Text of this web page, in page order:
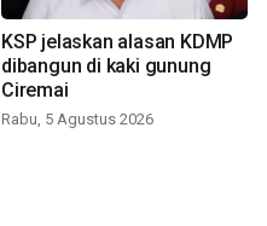
KSP jelaskan alasan KDMP
dibangun di kaki gunung
Ciremai
Rabu, 5 Agustus 2026